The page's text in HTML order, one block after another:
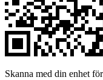
Skanna med din enhet